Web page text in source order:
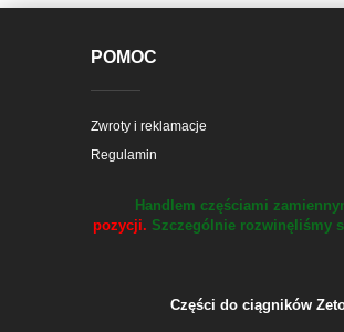
POMOC
Zwroty i reklamacje
Regulamin
Handlem częściami
pozycji. Szczególnie rozwinęliśmy
Części do ciągników